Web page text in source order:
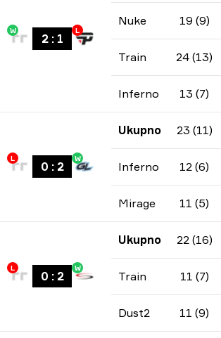
W
2: 1
L
Nuke 19 (9)
Train 24 (13)
Inferno 13 (7)
L
0 : 2
W
Ukupno 23 (11)
Inferno 12 (6)
Mirage 11 (5)
L
0 : 2
W
Ukupno 22 (16)
Train 11 (7)
Dust2 11 (9)